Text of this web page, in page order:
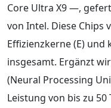
Core Ultra X9 —,
von Intel. Diese Chips
Effizienzkerne (E) und
insgesamt. Ergänzt
(Neural Processing
Leistung von bis zu 50